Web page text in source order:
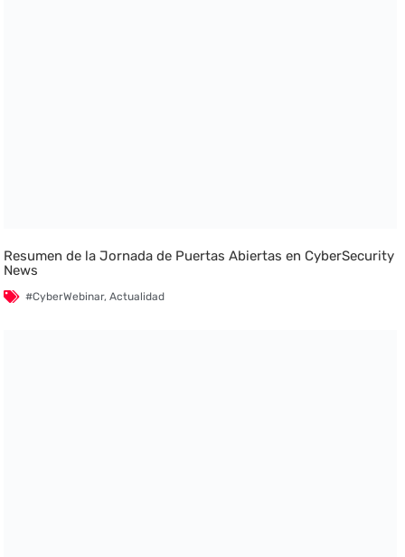
Resumen de la Jornada de Puertas Abiertas en CyberSecurity
News
#CyberWebinar,Actualidad